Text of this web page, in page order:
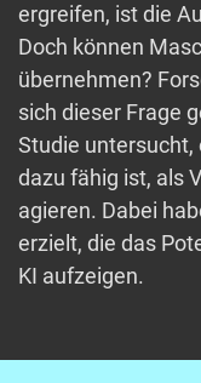
ergreifen, ist die
Doch können
übernehmen?
sich dieser Frage
Studie untersucht,
dazu fähig ist, als
agieren. Dabei
erzielt, die das
KI aufzeigen.